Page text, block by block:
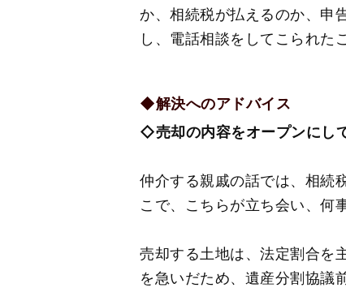
か、相続税が払えるのか、申
し、電話相談をしてこられた
◆解決へのアドバイス
◇売却の内容をオープンにし
仲介する親戚の話では、相続
こで、こちらが立ち会い、何
売却する土地は、法定割合を
を急いだため、遺産分割協議